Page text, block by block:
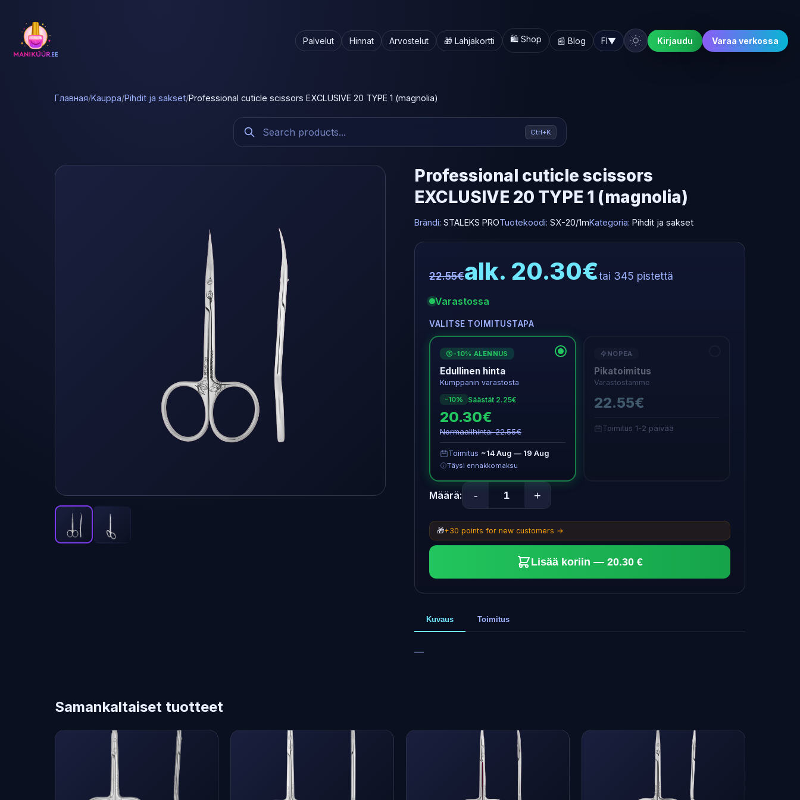
Palvelut Hinnat Arvostelut 🎁 Lahjakortti 🛍️ Shop 📰 Blog FI▼ Kirjaudu Varaa verkossa
Главная/Kauppa/Pihdit ja sakset/Professional cuticle scissors EXCLUSIVE 20 TYPE 1 (magnolia)
Ctrl+K
Professional cuticle scissors
EXCLUSIVE 20 TYPE 1 (magnolia)
Brändi: STALEKS PROTuotekoodi: SX-20/1mKategoria: Pihdit ja sakset
22.55€alk. 20.30€tai 345 pistettä
Varastossa
VALITSE TOIMITUSTAPA
€ -10% ALENNUS
Edullinen hinta
Kumppanin varastosta
-10% Säästät 2.25€
20.30€
Normaalihinta: 22.55€
Toimitus ~14 Aug — 19 Aug
Täysi ennakkomaksu
NOPEA
Pikatoimitus
Varastostamme
22.55€
Toimitus 1-2 päivää
Määrä: - +
🎁+30 points for new customers →
Lisää koriin — 20.30 €
Kuvaus Toimitus
—
Samankaltaiset tuotteet